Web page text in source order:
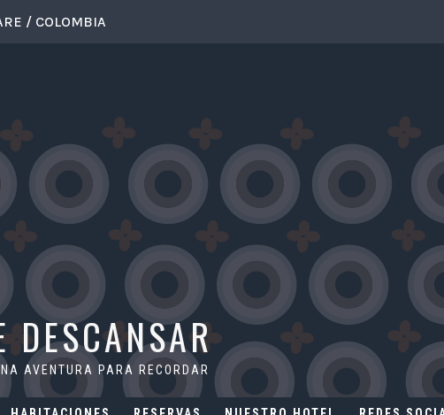
/ COLOMBIA
DESCANSAR
AVENTURA PARA RECORDAR